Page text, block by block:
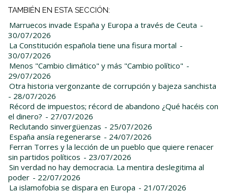
TAMBIÉN EN ESTA SECCIÓN:
Marruecos invade España y Europa a través de Ceuta -
30/07/2026
La Constitución española tiene una fisura mortal -
30/07/2026
Menos "Cambio climático" y más "Cambio político" -
29/07/2026
Otra historia vergonzante de corrupción y bajeza sanchista
- 28/07/2026
Récord de impuestos; récord de abandono ¿Qué hacéis con
el dinero? - 27/07/2026
Reclutando sinvergüenzas - 25/07/2026
España ansía regenerarse - 24/07/2026
Ferran Torres y la lección de un pueblo que quiere renacer
sin partidos políticos - 23/07/2026
Sin verdad no hay democracia. La mentira deslegitima al
poder - 22/07/2026
La islamofobia se dispara en Europa - 21/07/2026